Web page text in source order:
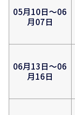
05月10日～06
月07日
06月13日～06
月16日